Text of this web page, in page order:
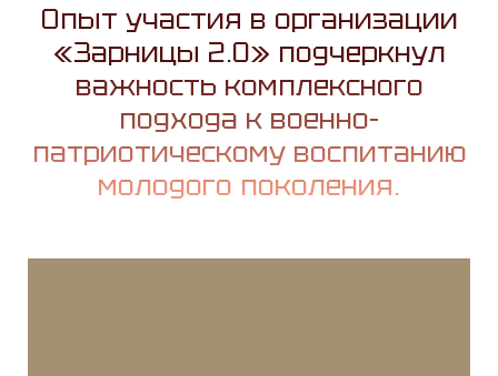
Опыт участия в организации
«Зарницы 2.0» подчеркнул
важность комплексного
подхода к военно-
патриотическому воспитанию
молодого поколения.